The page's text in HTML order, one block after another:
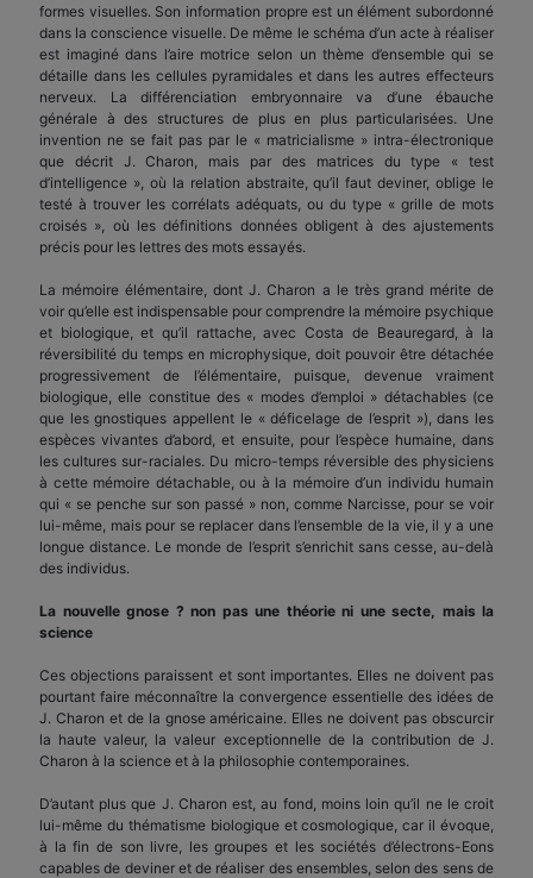
formes visuelles. Son information propre est un élément subordonné
dans la conscience visuelle. De même le schéma d’un acte à réaliser
est imaginé dans l’aire motrice selon un thème d’ensemble qui se
détaille dans les cellules pyramidales et dans les autres effecteurs
nerveux. La différenciation embryonnaire va d’une ébauche
générale à des structures de plus en plus particularisées. Une
invention ne se fait pas par le « matricialisme » intra-électronique
que décrit J. Charon, mais par des matrices du type « test
d’intelligence », où la relation abstraite, qu’il faut deviner, oblige le
testé à trouver les corrélats adéquats, ou du type « grille de mots
croisés », où les définitions données obligent à des ajustements
précis pour les lettres des mots essayés.
La mémoire élémentaire, dont J. Charon a le très grand mérite de
voir qu’elle est indispensable pour comprendre la mémoire psychique
et biologique, et qu’il rattache, avec Costa de Beauregard, à la
réversibilité du temps en microphysique, doit pouvoir être détachée
progressivement de l’élémentaire, puisque, devenue vraiment
biologique, elle constitue des « modes d’emploi » détachables (ce
que les gnostiques appellent le « déficelage de l’esprit »), dans les
espèces vivantes d’abord, et ensuite, pour l’espèce humaine, dans
les cultures sur-raciales. Du micro-temps réversible des physiciens
à cette mémoire détachable, ou à la mémoire d’un individu humain
qui « se penche sur son passé » non, comme Narcisse, pour se voir
lui-même, mais pour se replacer dans l’ensemble de la vie, il y a une
longue distance. Le monde de l’esprit s’enrichit sans cesse, au-delà
des individus.
La nouvelle gnose ? non pas une théorie ni une secte, mais la
science
Ces objections paraissent et sont importantes. Elles ne doivent pas
pourtant faire méconnaître la convergence essentielle des idées de
J. Charon et de la gnose américaine. Elles ne doivent pas obscurcir
la haute valeur, la valeur exceptionnelle de la contribution de J.
Charon à la science et à la philosophie contemporaines.
D’autant plus que J. Charon est, au fond, moins loin qu’il ne le croit
lui-même du thématisme biologique et cosmologique, car il évoque,
à la fin de son livre, les groupes et les sociétés d’électrons-Eons
capables de deviner et de réaliser des ensembles, selon des sens de